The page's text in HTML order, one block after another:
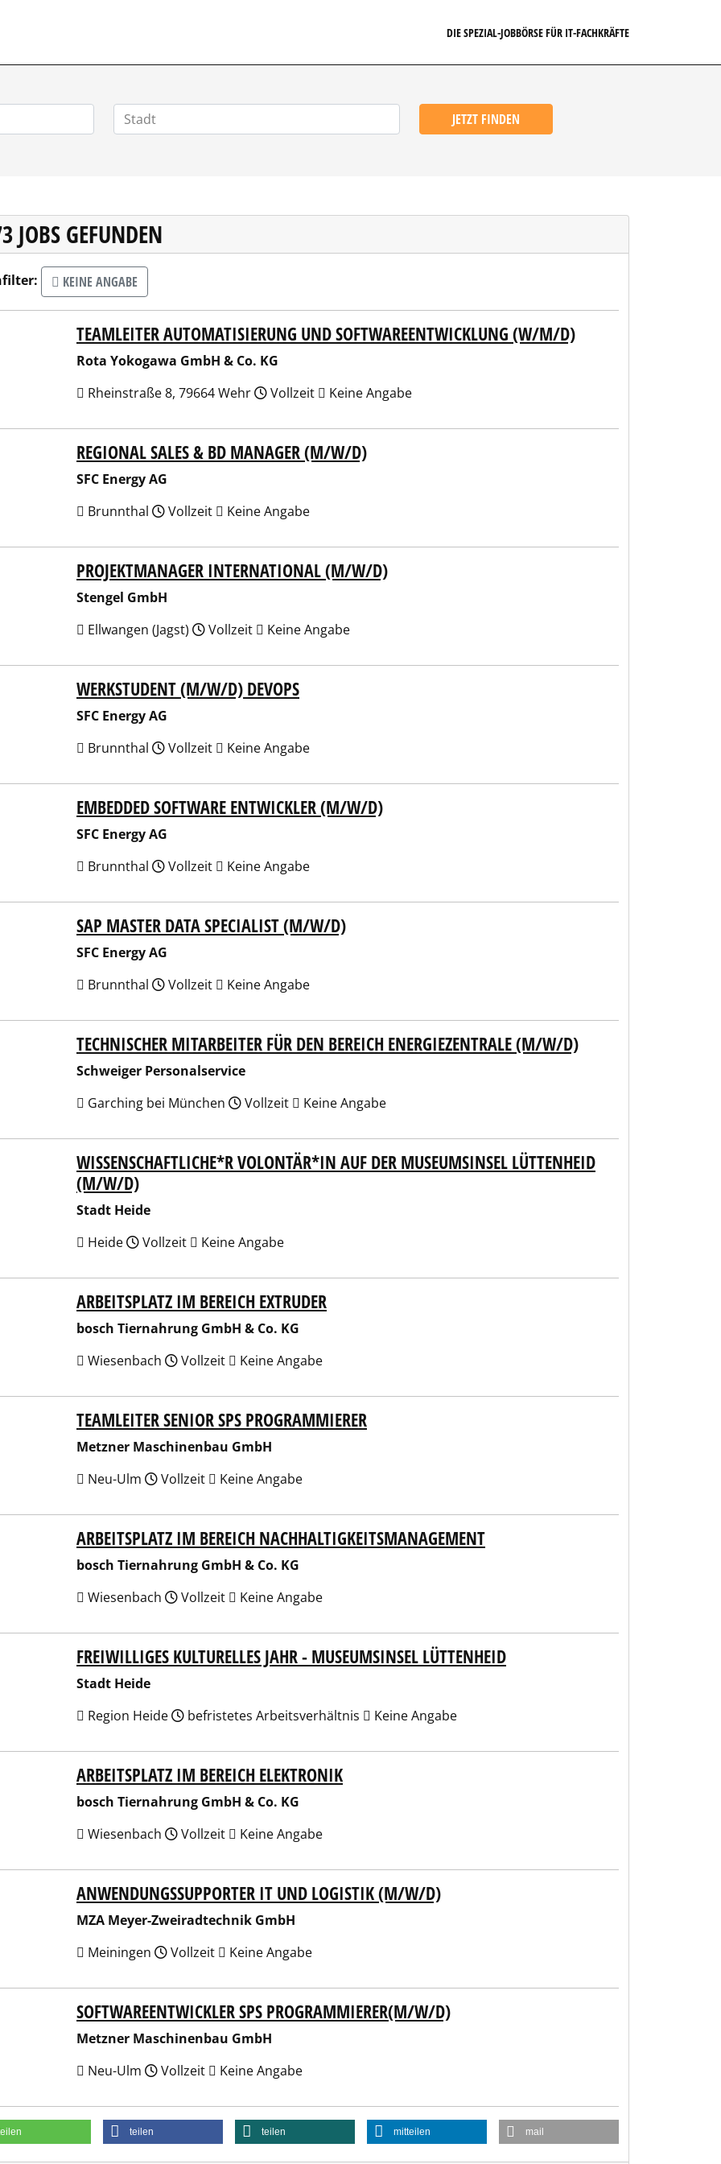
DIE SPEZIAL-JOBBÖRSE FÜR IT-FACHKRÄFTE
JETZT FINDEN
JOBS GEFUNDEN
KEINE ANGABE
Yokogawa GmbH & Co. KG
TEAMLEITER AUTOMATISIERUNG UND SOFTWAREENTWICKLUNG (W/M/D)
Rota Yokogawa GmbH & Co. KG
Rheinstraße 8, 79664 Wehr
Vollzeit Keine Angabe
REGIONAL SALES & BD MANAGER (M/W/D)
SFC Energy AG
Brunnthal
Vollzeit Keine Angabe
PROJEKTMANAGER INTERNATIONAL (M/W/D)
Stengel GmbH
Ellwangen (Jagst)
Vollzeit Keine Angabe
WERKSTUDENT (M/W/D) DEVOPS
SFC Energy AG
Brunnthal
Vollzeit Keine Angabe
EMBEDDED SOFTWARE ENTWICKLER (M/W/D)
SFC Energy AG
Brunnthal
Vollzeit Keine Angabe
SAP MASTER DATA SPECIALIST (M/W/D)
SFC Energy AG
Brunnthal
Vollzeit Keine Angabe
Personalservice
TECHNISCHER MITARBEITER FÜR DEN BEREICH ENERGIEZENTRALE (M/W/D)
Schweiger Personalservice
Garching bei München
Vollzeit Keine Angabe
WISSENSCHAFTLICHE*R VOLONTÄR*IN AUF DER MUSEUMSINSEL LÜTTENHEID
(M/W/D)
Stadt Heide
Heide
Vollzeit Keine Angabe
Tiernahrung GmbH & Co. KG
ARBEITSPLATZ IM BEREICH EXTRUDER
bosch Tiernahrung GmbH & Co. KG
Wiesenbach
Vollzeit Keine Angabe
Maschinenbau GmbH
TEAMLEITER SENIOR SPS PROGRAMMIERER
Metzner Maschinenbau GmbH
Neu-Ulm
Vollzeit Keine Angabe
Tiernahrung GmbH & Co. KG
ARBEITSPLATZ IM BEREICH NACHHALTIGKEITSMANAGEMENT
bosch Tiernahrung GmbH & Co. KG
Wiesenbach
Vollzeit Keine Angabe
FREIWILLIGES KULTURELLES JAHR - MUSEUMSINSEL LÜTTENHEID
Stadt Heide
Region Heide
befristetes Arbeitsverhältnis Keine Angabe
Tiernahrung GmbH & Co. KG
ARBEITSPLATZ IM BEREICH ELEKTRONIK
bosch Tiernahrung GmbH & Co. KG
Wiesenbach
Vollzeit Keine Angabe
Meyer-Zweiradtechnik GmbH
ANWENDUNGSSUPPORTER IT UND LOGISTIK (M/W/D)
MZA Meyer-Zweiradtechnik GmbH
Meiningen
Vollzeit Keine Angabe
Maschinenbau GmbH
SOFTWAREENTWICKLER SPS PROGRAMMIERER(M/W/D)
Metzner Maschinenbau GmbH
Neu-Ulm
Vollzeit Keine Angabe
teilen teilen mitteilen mail